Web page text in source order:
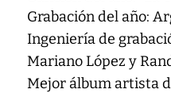
Grabación del año:
Ingeniería de
Mariano López y
Mejor álbum artista